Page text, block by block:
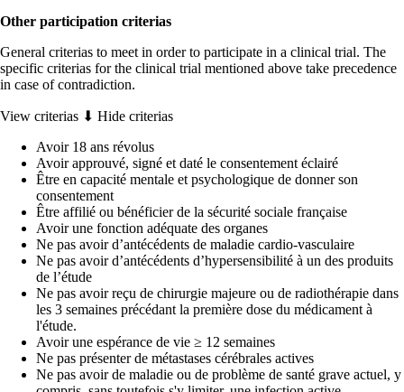
Other participation criterias
General criterias to meet in order to participate in a clinical trial. The
specific criterias for the clinical trial mentioned above take precedence
in case of contradiction.
View criterias ⬇ Hide criterias
Avoir 18 ans révolus
Avoir approuvé, signé et daté le consentement éclairé
Être en capacité mentale et psychologique de donner son
consentement
Être affilié ou bénéficier de la sécurité sociale française
Avoir une fonction adéquate des organes
Ne pas avoir d’antécédents de maladie cardio-vasculaire
Ne pas avoir d’antécédents d’hypersensibilité à un des produits
de l’étude
Ne pas avoir reçu de chirurgie majeure ou de radiothérapie dans
les 3 semaines précédant la première dose du médicament à
l'étude.
Avoir une espérance de vie ≥ 12 semaines
Ne pas présenter de métastases cérébrales actives
Ne pas avoir de maladie ou de problème de santé grave actuel, y